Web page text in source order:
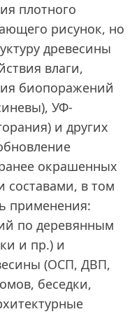
плотного
рисунок, но
древесины
влаги,
биопоражений
УФ-
и других
окрашенных
в том
применения:
по деревянным
и пр.) и
(ОСП, ДВП,
беседки,